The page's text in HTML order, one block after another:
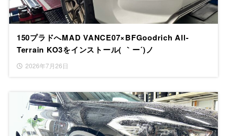
150プラドへMAD VANCE07×BFGoodrich All-
Terrain KO3をインストール( ｀ー´)ノ
2026年7月26日